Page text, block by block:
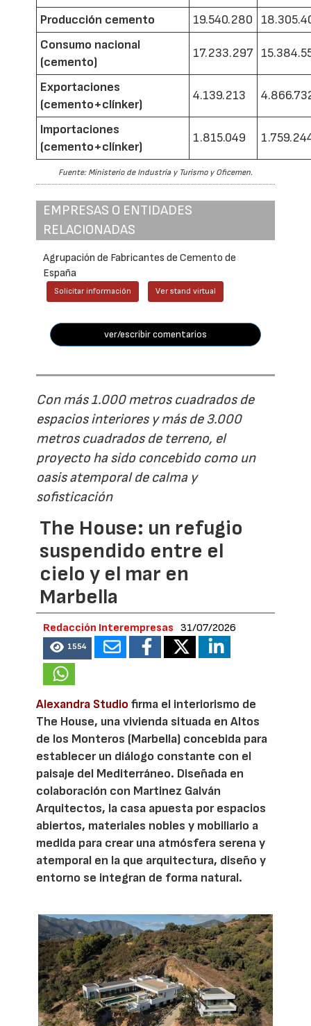
Producción cemento 19.540.280
Consumo nacional
(cemento)
17.233.297
Exportaciones
(cemento+clínker)
4.139.213
Importaciones
(cemento+clínker)
1.815.049
Fuente: Ministerio de Industria y Turismo y Oficemen.
EMPRESAS O ENTIDADES
RELACIONADAS
Agrupación de Fabricantes de Cemento de
España
Solicitar información Ver stand virtual
ver/escribir comentarios
Con más 1.000 metros cuadrados de
espacios interiores y más de 3.000
metros cuadrados de terreno, el
proyecto ha sido concebido como un
oasis atemporal de calma y
sofisticación
The House: un refugio
suspendido entre el
cielo y el mar en
Marbella
Redacción Interempresas 31/07/2026
1554
Alexandra Studio firma el interiorismo de
The House, una vivienda situada en Altos
de los Monteros (Marbella) concebida para
establecer un diálogo constante con el
paisaje del Mediterráneo. Diseñada en
colaboración con Martinez Galván
Arquitectos, la casa apuesta por espacios
abiertos, materiales nobles y mobiliario a
medida para crear una atmósfera serena y
atemporal en la que arquitectura, diseño y
entorno se integran de forma natural.